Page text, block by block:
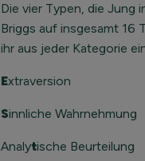
Die vier Typen, die Jung
Briggs auf insgesamt 16
ihr aus jeder Kategorie
E
Sinnliche
Analytische